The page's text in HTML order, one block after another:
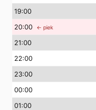
19:00
20:00 ← piek
21:00
22:00
23:00
00:00
01:00